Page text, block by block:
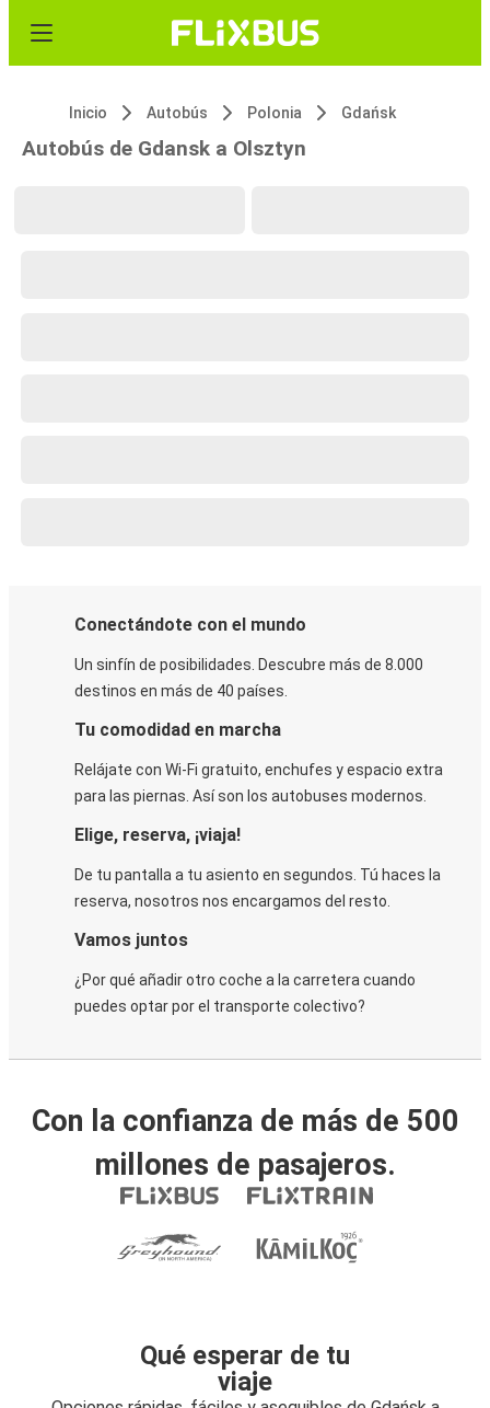
Inicio Autobús Polonia Gdańsk
Autobús de Gdansk a Olsztyn
Conectándote con el mundo
Un sinfín de posibilidades. Descubre más de 8.000
destinos en más de 40 países.
Tu comodidad en marcha
Relájate con Wi-Fi gratuito, enchufes y espacio extra
para las piernas. Así son los autobuses modernos.
Elige, reserva, ¡viaja!
De tu pantalla a tu asiento en segundos. Tú haces la
reserva, nosotros nos encargamos del resto.
Vamos juntos
¿Por qué añadir otro coche a la carretera cuando
puedes optar por el transporte colectivo?
Con la confianza de más de 500
millones de pasajeros.
Qué esperar de tu
viaje